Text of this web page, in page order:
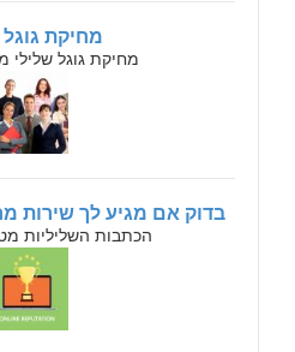
מחיקת גוגל
מחיקת גוגל שלילי
בדוק אם מגיע לך שירות
הכתבות השליליות